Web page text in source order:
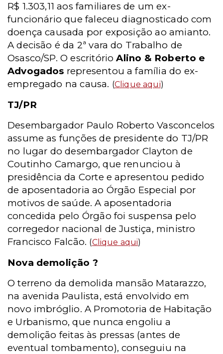
R$ 1.303,11 aos familiares de um ex-
funcionário que faleceu diagnosticado com
doença causada por exposição ao amianto.
A decisão é da 2ª vara do Trabalho de
Osasco/SP. O escritórioAlino & Roberto e
Advogados representou a família do ex-
empregado na causa. (Clique aqui)
TJ/PR
Desembargador Paulo Roberto Vasconcelos
assume as funções de presidente do TJ/PR
no lugar do desembargador Clayton de
Coutinho Camargo, que renunciou à
presidência da Corte e apresentou pedido
de aposentadoria ao Órgão Especial por
motivos de saúde. A aposentadoria
concedida pelo Órgão foi suspensa pelo
corregedor nacional de Justiça, ministro
Francisco Falcão. (Clique aqui)
Nova demolição ?
O terreno da demolida mansão Matarazzo,
na avenida Paulista, está envolvido em
novo imbróglio. A Promotoria de Habitação
e Urbanismo, que nunca engoliu a
demolição feitas às pressas (antes de
eventual tombamento), conseguiu na